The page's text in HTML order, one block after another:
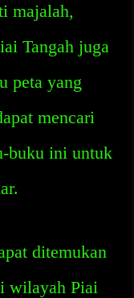
majalah,
Tangah juga
peta yang
mencari
buku ini untuk
ditemukan
wilayah Piai